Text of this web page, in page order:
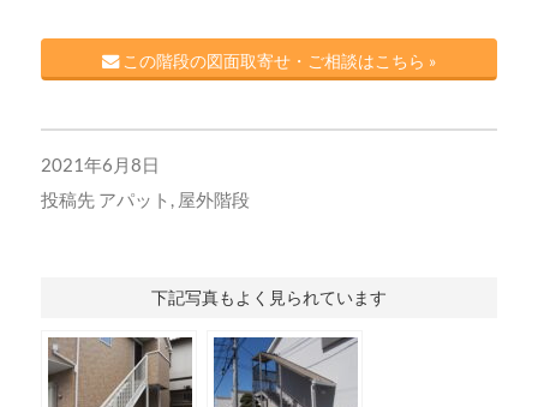
この階段の図面取寄せ・ご相談はこちら »
2021年6月8日
投稿先 アパット , 屋外階段
下記写真もよく見られています